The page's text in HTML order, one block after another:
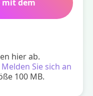
mit dem
hier ab.
Melden Sie sich an
100 MB.